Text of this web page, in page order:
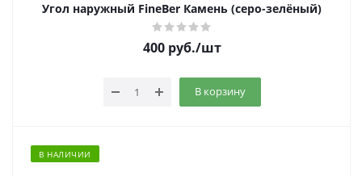
Угол наружный FineBer Камень (серо-зелёный)
400руб./шт
В корзину
В НАЛИЧИИ